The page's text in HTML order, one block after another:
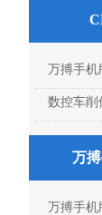
万搏手机
数控车削
万
万搏手机